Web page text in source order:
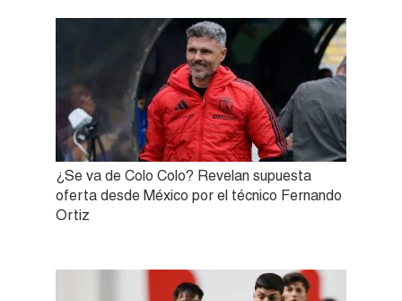
¿Se va de Colo Colo? Revelan supuesta
oferta desde México por el técnico Fernando
Ortiz